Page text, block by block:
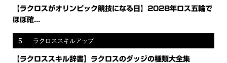
【ラクロスがオリンピック競技になる日】2028年ロス五輪で
ほぼ確...
5 ラクロススキルアップ
【ラクロススキル辞書】ラクロスのダッジの種類大全集